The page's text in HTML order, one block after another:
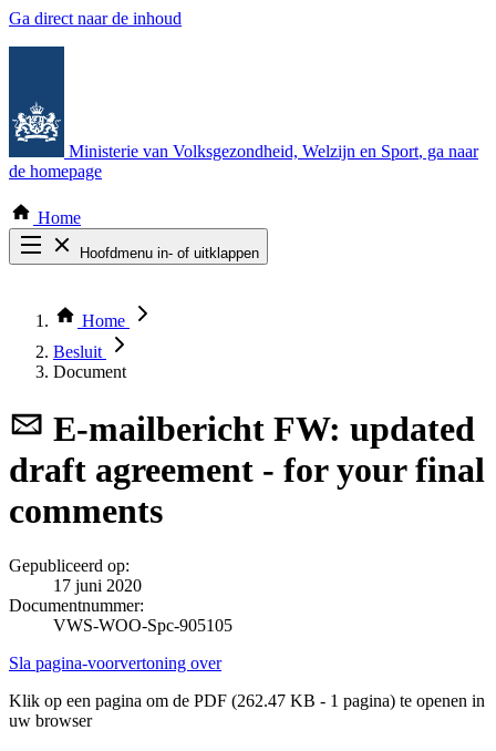
Ga direct naar de inhoud
Ministerie van Volksgezondheid, Welzijn en Sport, ga naar
de homepage
Home
Hoofdmenu in- of uitklappen
Thema COVID-19
Bekijk per bestuursorgaan
Home
Besluit
Document
E-mailbericht FW: updated
draft agreement - for your final
comments
Gepubliceerd op:
17 juni 2020
Documentnummer:
VWS-WOO-Spc-905105
Sla pagina-voorvertoning over
Klik op een pagina om de PDF (262.47 KB - 1 pagina) te openen in
uw browser